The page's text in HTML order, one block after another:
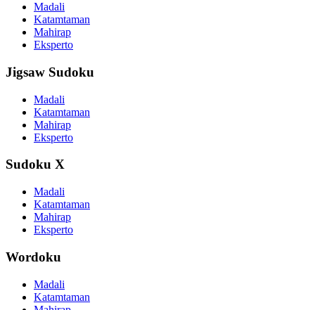
Madali
Katamtaman
Mahirap
Eksperto
Jigsaw Sudoku
Madali
Katamtaman
Mahirap
Eksperto
Sudoku X
Madali
Katamtaman
Mahirap
Eksperto
Wordoku
Madali
Katamtaman